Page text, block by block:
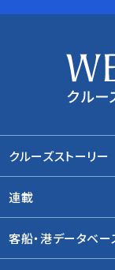
クルーズストーリー
連載
客船・港データベー